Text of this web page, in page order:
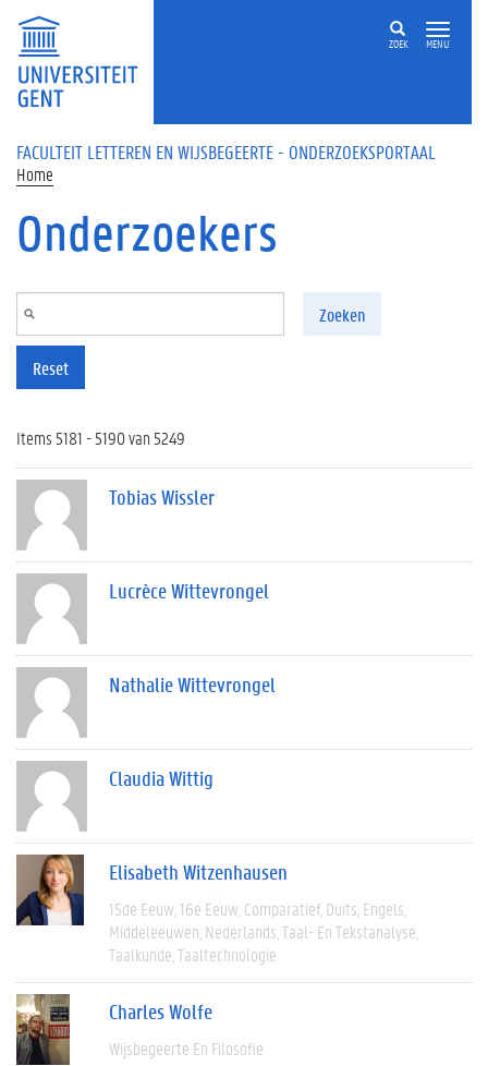
Overslaan en naar de inhoud gaan
ZOEK MENU
FACULTEIT LETTEREN EN WIJSBEGEERTE - ONDERZOEKSPORTAAL
Home
Onderzoekers
Zoeken
Reset
Items 5181 - 5190 van 5249
Tobias Wissler
Lucrèce Wittevrongel
Nathalie Wittevrongel
Claudia Wittig
Elisabeth Witzenhausen
15de Eeuw 16e Eeuw Comparatief Duits Engels
Middeleeuwen Nederlands Taal- En Tekstanalyse
Taalkunde Taaltechnologie
Charles Wolfe
Wijsbegeerte En Filosofie